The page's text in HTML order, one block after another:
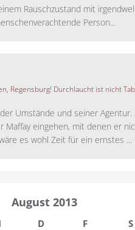
Rauschzustand mit
Person...
Regensburg! Durchlaucht ist nicht
Umstände und seiner Agentur.
Maffay eingehen, mit denen er
es wohl Zeit für ein ernstes ...
August 2013
D F S